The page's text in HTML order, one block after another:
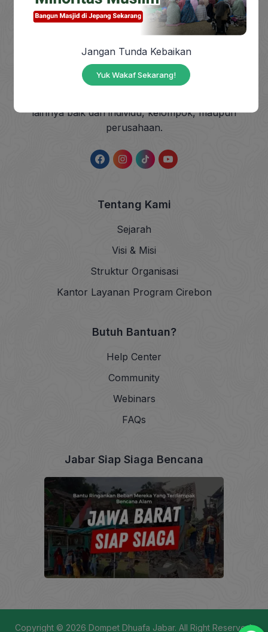
DOMPET DHUAFA adalah Lembaga Nirlaba milik
masyarakat, berdiri sejak tahun 1993, yang
berkhidmat mengangkat harkat sosial masyarakat
dhuafa dengan mendayagunakan zakat, infak,
lainnya baik dari individu, kelompok, maupun
perusahaan.
Tentang Kami
Sejarah
Visi & Misi
Struktur Organisasi
Kantor Layanan Program Cirebon
Butuh Bantuan?
Help Center
Community
Webinars
FAQs
Jabar Siap Siaga Bencana
Copyright © 2026 Dompet Dhuafa Jabar. All Right Reserved.
Jangan Tunda Kebaikan
Yuk Wakaf Sekarang!